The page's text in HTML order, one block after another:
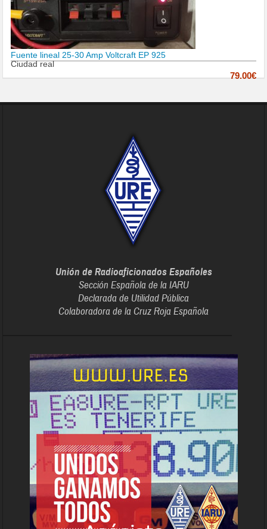
Fuente lineal 25-30 Amp Voltcraft EP 925
Ciudad real
79.00€
Unión de Radioaficionados Españoles
Sección Española de la IARU
Declarada de Utilidad Pública
Colaboradora de la Cruz Roja Española